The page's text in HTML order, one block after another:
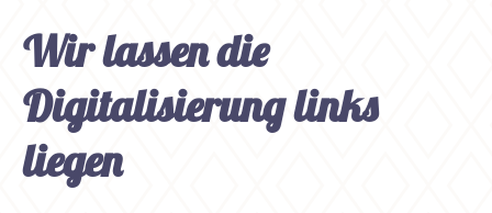
Wir lassen die
Digitalisierung links
liegen